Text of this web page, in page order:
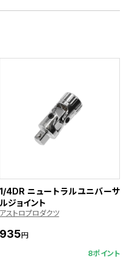
1/4DR ニュートラルユニバーサ
ルジョイント
アストロプロダクツ
935円
8ポイント